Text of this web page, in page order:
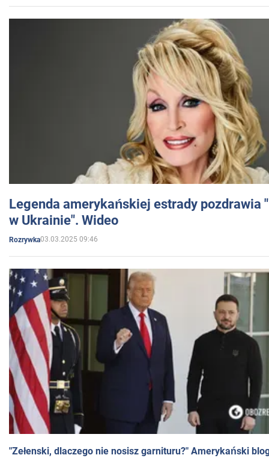
Legenda amerykańskiej estrady pozdrawia
w Ukrainie". Wideo
Rozrywka03.03.2025 09:46
"Zełenski, dlaczego nie nosisz garnituru?" Amerykański